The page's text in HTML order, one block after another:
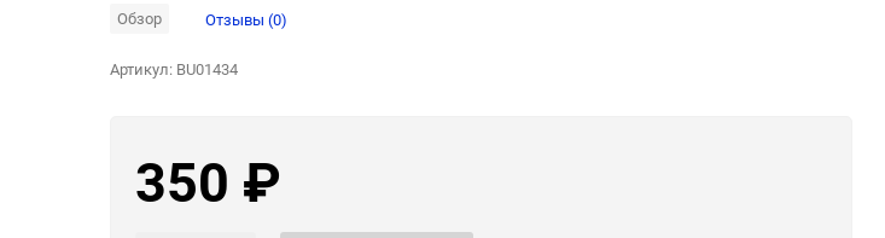
Обзор Отзывы (0)
Артикул: BU01434
350 ₽